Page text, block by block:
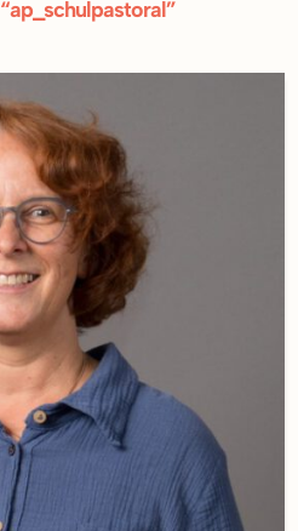
“ap_schulpastoral”